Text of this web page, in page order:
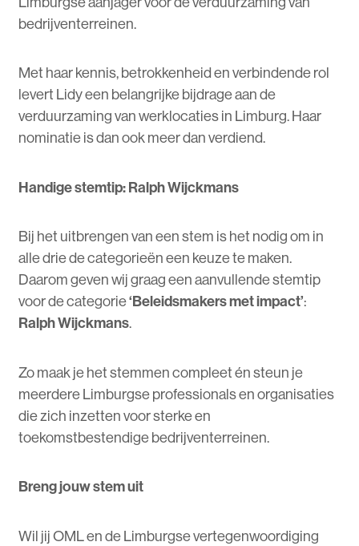
bedrijventerreinen.
Met haar kennis, betrokkenheid en verbindende rol
levert Lidy een belangrijke bijdrage aan de
verduurzaming van werklocaties in Limburg. Haar
nominatie is dan ook meer dan verdiend.
Handige stemtip: Ralph Wijckmans
Bij het uitbrengen van een stem is het nodig om in
alle drie de categorieën een keuze te maken.
Daarom geven wij graag een aanvullende stemtip
voor de categorie‘Beleidsmakers met impact’:
Ralph Wijckmans.
Zo maak je het stemmen compleet én steun je
meerdere Limburgse professionals en organisaties
die zich inzetten voor sterke en
toekomstbestendige bedrijventerreinen.
Breng jouw stem uit
Wil jij OML en de Limburgse vertegenwoordiging